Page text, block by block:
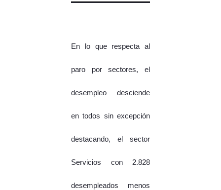
En lo que respecta al
paro por sectores, el
desempleo desciende
en todos sin excepción
destacando, el sector
Servicios con 2.828
desempleados menos